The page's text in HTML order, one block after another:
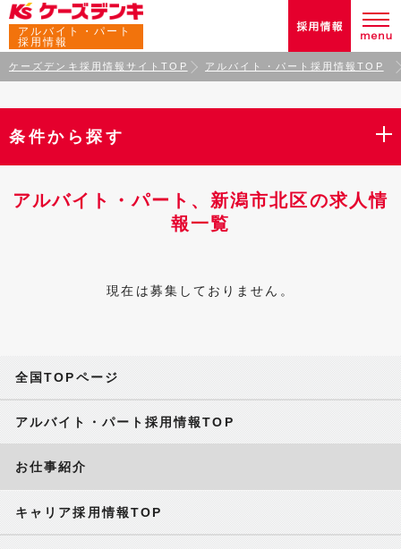
アルバイト・パート
採用情報
ケーズデンキ採用情報サイトTOP アルバイト・パート採用情報TOP
条件から探す
アルバイト・パート、新潟市北区の求人情
報一覧
現在は募集しておりません。
全国TOPページ
アルバイト・パート採用情報TOP
お仕事紹介
キャリア採用情報TOP